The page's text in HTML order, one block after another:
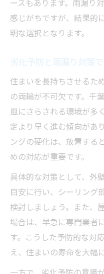
ースもあります。雨漏り
感じがちですが、結果的
明な選択となります。
住まいを長持ちさせるた
の両輪が不可欠です。千
風にさらされる環境が多
定より早く進む傾向があ
ングの硬化は、放置する
めの対応が重要です。
具体的な対策として、外
目安に行い、シーリング
検討しましょう。また、
場合は、早急に専門業者
す。こうした予防的な対
え、住まいの寿命を大幅